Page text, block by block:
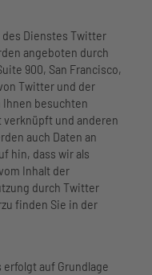
Dienstes Twitter
angeboten durch
900, San Francisco,
Twitter und der
Ihnen besuchten
und anderen
auch Daten an
hin, dass wir als
Inhalt der
durch Twitter
finden Sie in der
auf Grundlage